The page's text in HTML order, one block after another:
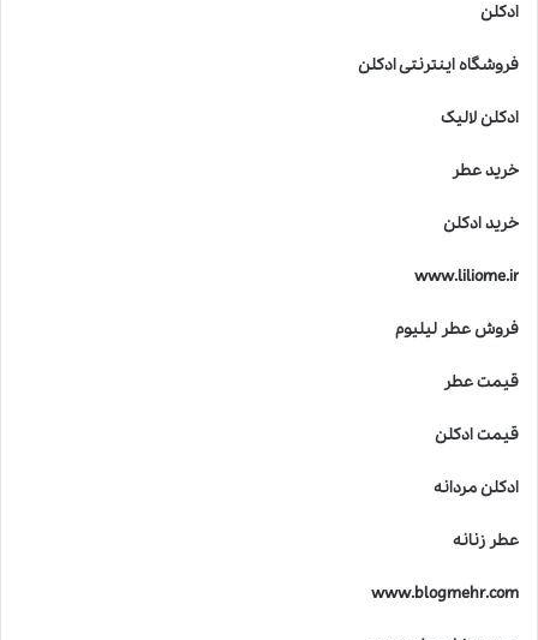
ادکلن
فروشگاه اینترنتی ادکلن
ادکلن لالیک
خرید عطر
خرید ادکلن
www.liliome.ir
فروش عطر لیلیوم
قیمت عطر
قیمت ادکلن
ادکلن مردانه
عطر زنانه
www.blogmehr.com